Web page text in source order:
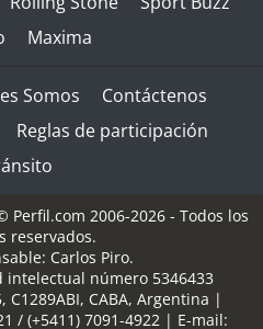
Maxima
Somos
Contáctenos
Reglas de participación
Perfil.com 2006-2026 - Todos los
reservados.
Carlos Piro.
intelectual número 5346433
, C1289ABI, CABA, Argentina |
/ (+5411) 7091-4922 | E-mail: